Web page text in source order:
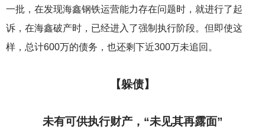
一批，在发现海鑫钢铁运营能力存在问题时，就进行了起
诉，在海鑫破产时，已经进入了强制执行阶段。但即使这
样，总计600万的债务，也还剩下近300万未追回。
【躲债】
未有可供执行财产，“未见其再露面”